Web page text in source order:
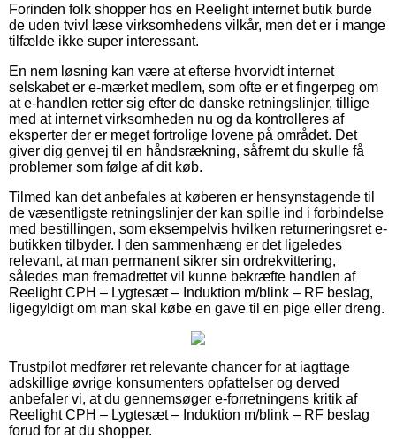
Forinden folk shopper hos en Reelight internet butik burde
de uden tvivl læse virksomhedens vilkår, men det er i mange
tilfælde ikke super interessant.
En nem løsning kan være at efterse hvorvidt internet
selskabet er e-mærket medlem, som ofte er et fingerpeg om
at e-handlen retter sig efter de danske retningslinjer, tillige
med at internet virksomheden nu og da kontrolleres af
eksperter der er meget fortrolige lovene på området. Det
giver dig genvej til en håndsrækning, såfremt du skulle få
problemer som følge af dit køb.
Tilmed kan det anbefales at køberen er hensynstagende til
de væsentligste retningslinjer der kan spille ind i forbindelse
med bestillingen, som eksempelvis hvilken returneringsret e-
butikken tilbyder. I den sammenhæng er det ligeledes
relevant, at man permanent sikrer sin ordrekvittering,
således man fremadrettet vil kunne bekræfte handlen af
Reelight CPH – Lygtesæt – Induktion m/blink – RF beslag,
ligegyldigt om man skal købe en gave til en pige eller dreng.
Trustpilot medfører ret relevante chancer for at iagttage
adskillige øvrige konsumenters opfattelser og derved
anbefaler vi, at du gennemsøger e-forretningens kritik af
Reelight CPH – Lygtesæt – Induktion m/blink – RF beslag
forud for at du shopper.